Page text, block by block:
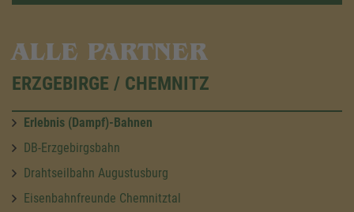
ALLE PARTNER
ERZGEBIRGE / CHEMNITZ
Erlebnis (Dampf)-Bahnen
DB-Erzgebirgsbahn
Drahtseilbahn Augustusburg
Eisenbahnfreunde Chemnitztal